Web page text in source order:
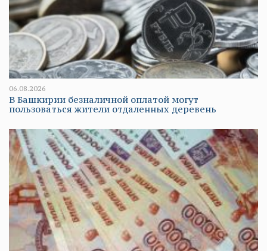
06.08.2026
В Башкирии безналичной оплатой могут
пользоваться жители отдаленных деревень